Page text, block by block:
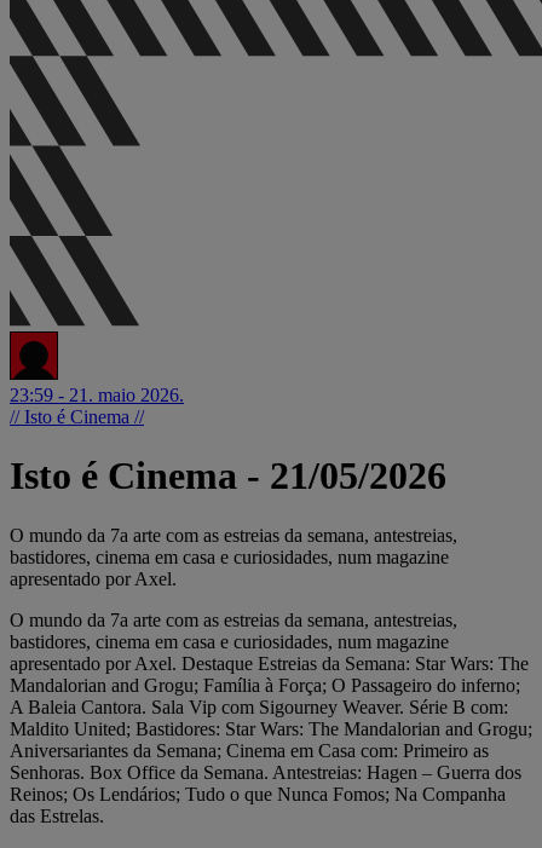
23:59 - 21. maio 2026.
// Isto é Cinema //
Isto é Cinema - 21/05/2026
O mundo da 7a arte com as estreias da semana, antestreias,
bastidores, cinema em casa e curiosidades, num magazine
apresentado por Axel.
O mundo da 7a arte com as estreias da semana, antestreias,
bastidores, cinema em casa e curiosidades, num magazine
apresentado por Axel. Destaque Estreias da Semana: Star Wars: The
Mandalorian and Grogu; Família à Força; O Passageiro do inferno;
A Baleia Cantora. Sala Vip com Sigourney Weaver. Série B com:
Maldito United; Bastidores: Star Wars: The Mandalorian and Grogu;
Aniversariantes da Semana; Cinema em Casa com: Primeiro as
Senhoras. Box Office da Semana. Antestreias: Hagen – Guerra dos
Reinos; Os Lendários; Tudo o que Nunca Fomos; Na Companha
das Estrelas.